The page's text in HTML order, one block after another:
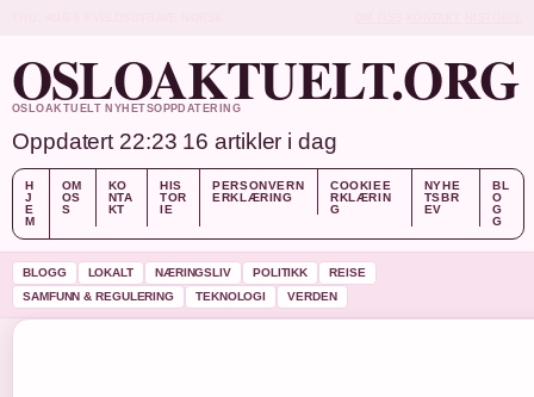
OSLOAKTUELT.ORG
OSLOAKTUELT NYHETSOPPDATERING
Oppdatert 22:23 16 artikler i dag
H
J
E
M
OM
OS
S
KO
NTA
KT
HIS
TOR
IE
PERSONVERN
ERKLÆRING
COOKIEE
RKLÆRIN
G
NYHE
TSBR
EV
BL
O
G
G
BLOGG LOKALT NÆRINGSLIV POLITIKK
REISE
SAMFUNN & REGULERING
TEKNOLOGI VERDEN